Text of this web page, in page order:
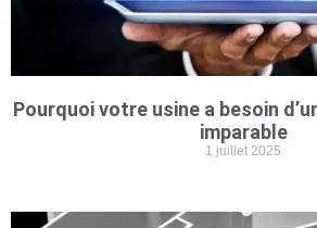
Pourquoi votre usine a besoin
imparable
1 juillet 2025